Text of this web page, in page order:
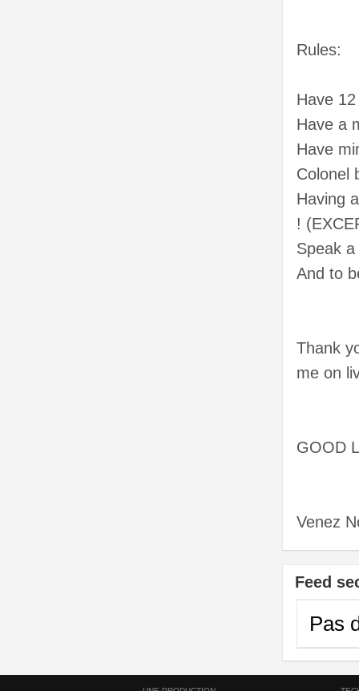
Rules:
Have
Have a
Have
Colonel
Having
!
Speak
And to
Thank
me on
GOOD
Venez
Feed
Pas